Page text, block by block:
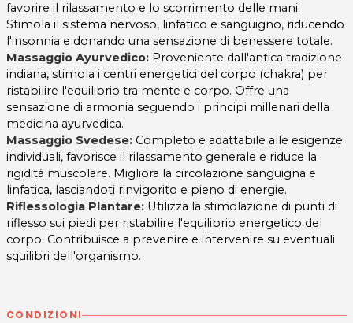
favorire il rilassamento e lo scorrimento delle mani.
Stimola il sistema nervoso, linfatico e sanguigno, riducendo
l'insonnia e donando una sensazione di benessere totale.
Massaggio Ayurvedico: Proveniente dall'antica tradizione
indiana, stimola i centri energetici del corpo (chakra) per
ristabilire l'equilibrio tra mente e corpo. Offre una
sensazione di armonia seguendo i principi millenari della
medicina ayurvedica.
Massaggio Svedese: Completo e adattabile alle esigenze
individuali, favorisce il rilassamento generale e riduce la
rigidità muscolare. Migliora la circolazione sanguigna e
linfatica, lasciandoti rinvigorito e pieno di energie.
Riflessologia Plantare: Utilizza la stimolazione di punti di
riflesso sui piedi per ristabilire l'equilibrio energetico del
corpo. Contribuisce a prevenire e intervenire su eventuali
squilibri dell'organismo.
CONDIZIONI